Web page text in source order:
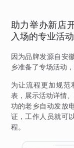
助力举办新店
入场的专业活
因为品牌发源自安
乡准备了专场活动
为让流程更加规范
表，展示活动详情
功的老乡自动发放
证，工作人员就可
程。